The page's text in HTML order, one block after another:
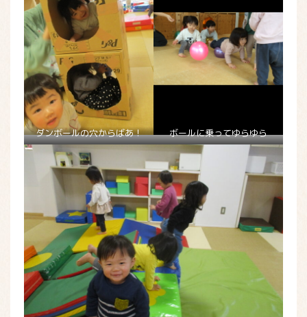
ダンボールの穴からばあ！ ボールに乗ってゆらゆら